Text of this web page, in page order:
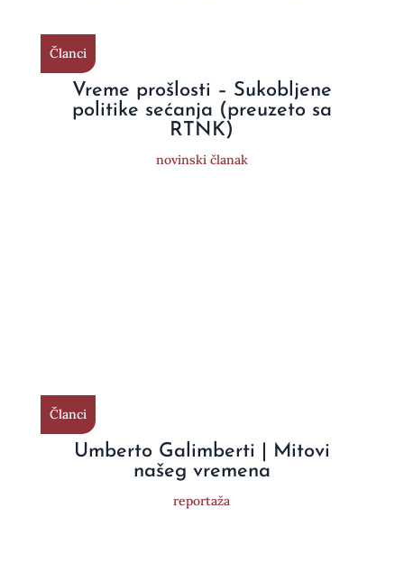
Članci
Vreme prošlosti – Sukobljene
politike sećanja (preuzeto sa
RTNK)
novinski članak
Članci
Umberto Galimberti | Mitovi
našeg vremena
reportaža